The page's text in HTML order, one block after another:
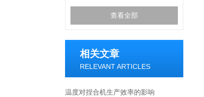
查看全部
相关文章
RELEVANT ARTICLES
温度对捏合机生产效率的影响